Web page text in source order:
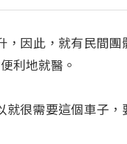
，因此，就有民間團
利地就醫。
就很需要這個車子，